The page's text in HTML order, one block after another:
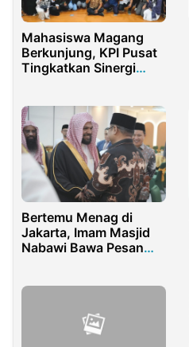
Mahasiswa Magang
Berkunjung, KPI Pusat
Tingkatkan Sinergi
Bertemu Menag di
Jakarta, Imam Masjid
Nabawi Bawa Pesan